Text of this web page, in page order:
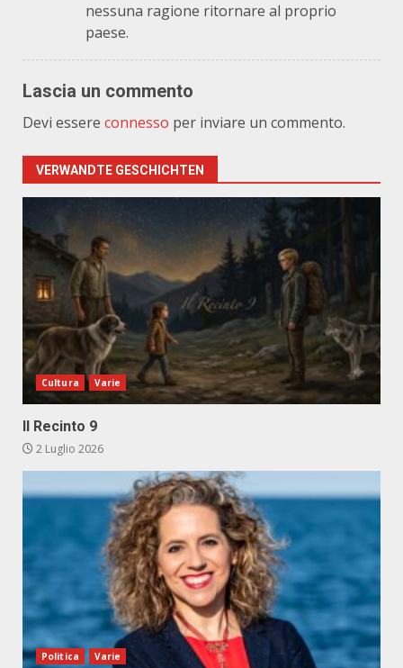
nessuna ragione ritornare al proprio
paese.
Lascia un commento
Devi essere connesso per inviare un commento.
VERWANDTE GESCHICHTEN
Cultura Varie
Il Recinto 9
2 Luglio 2026
Politica Varie